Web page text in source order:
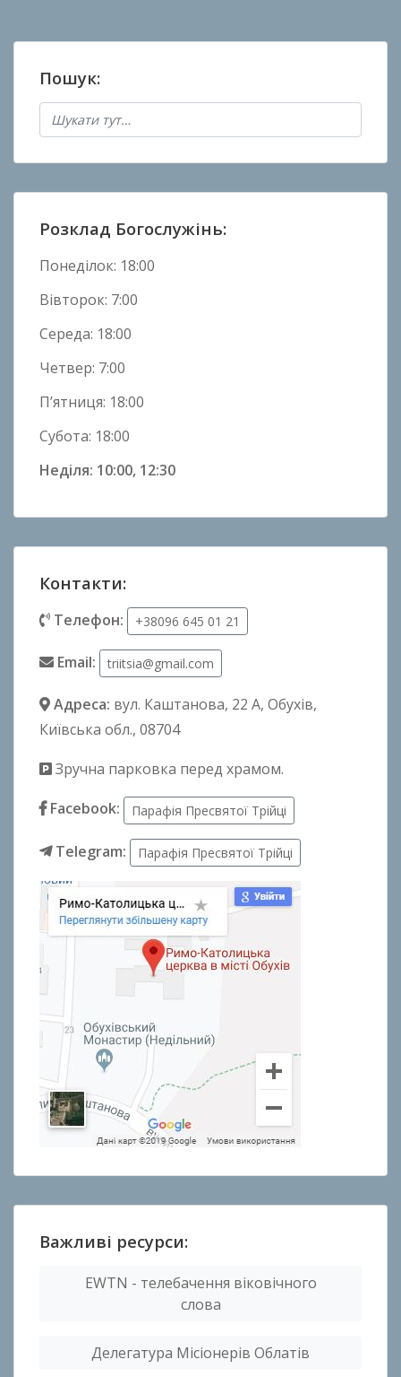
Пошук:
Розклад Богослужінь:
Понеділок: 18:00
Вівторок: 7:00
Середа: 18:00
Четвер: 7:00
П’ятниця: 18:00
Субота: 18:00
Неділя: 10:00, 12:30
Контакти:
Телефон: +38096 645 01 21
Email: triitsia@gmail.com
Адреса: вул. Каштанова, 22 А, Обухів,
Київська обл., 08704
Зручна парковка перед храмом.
Facebook:
Парафія Пресвятої Трійці
Telegram: Парафія Пресвятої Трійці
Важливі ресурси:
EWTN - телебачення віковічного
слова
Делегатура Місіонерів Облатів